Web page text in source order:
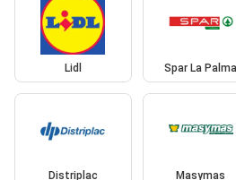
Lidl Spar La Palma
Distriplac Masymas